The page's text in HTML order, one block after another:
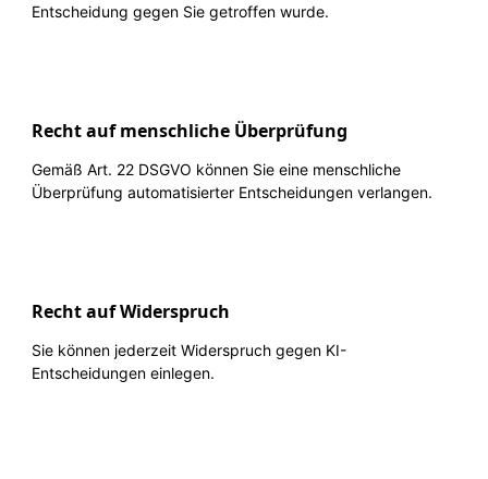
Entscheidung gegen Sie getroffen wurde.
Recht auf menschliche Überprüfung
Gemäß Art. 22 DSGVO können Sie eine menschliche
Überprüfung automatisierter Entscheidungen verlangen.
Recht auf Widerspruch
Sie können jederzeit Widerspruch gegen KI-
Entscheidungen einlegen.